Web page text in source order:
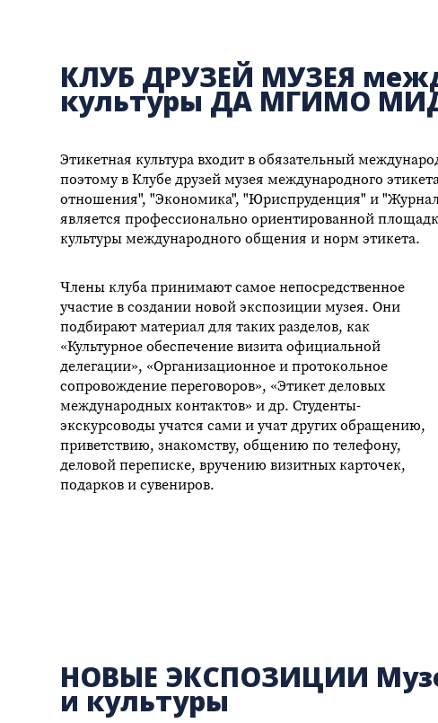
КЛУБ ДРУЗЕЙ МУЗЕЯ
культуры ДА МГИМО
Этикетная культура входит в обязательный
поэтому в Клубе друзей музея международного
отношения", "Экономика", "Юриспруденция" и
является профессионально ориентированной
культуры международного общения и норм этикета.
Члены клуба принимают самое непосредственное
участие в создании новой экспозиции музея. Они
подбирают материал для таких разделов, как
«Культурное обеспечение визита официальной
делегации», «Организационное и протокольное
сопровождение переговоров», «Этикет деловых
международных контактов» и др. Студенты-
экскурсоводы учатся сами и учат других обращению,
приветствию, знакомству, общению по телефону,
деловой переписке, вручению визитных карточек,
подарков и сувениров.
НОВЫЕ ЭКСПОЗИЦИИ
и культуры